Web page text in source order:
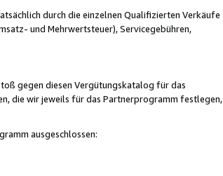
durch die einzelnen Qualifizierten Verkäufe
und Mehrwertsteuer), Servicegebühren,
gegen diesen Vergütungskatalog für das
die wir jeweils für das Partnerprogramm festlegen,
ausgeschlossen: